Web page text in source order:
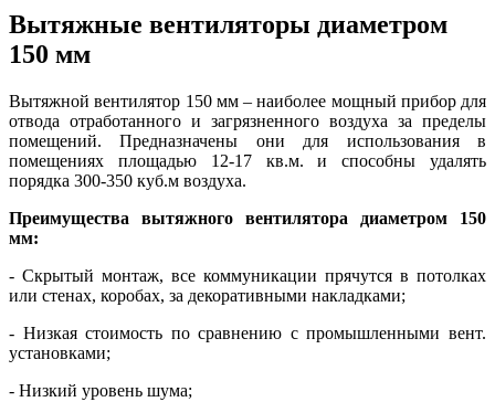
Вытяжные вентиляторы диаметром
150 мм
Вытяжной вентилятор 150 мм – наиболее мощный прибор для
отвода отработанного и загрязненного воздуха за пределы
помещений. Предназначены они для использования в
помещениях площадью 12-17 кв.м. и способны удалять
порядка 300-350 куб.м воздуха.
Преимущества вытяжного вентилятора диаметром 150
мм:
- Скрытый монтаж, все коммуникации прячутся в потолках
или стенах, коробах, за декоративными накладками;
- Низкая стоимость по сравнению с промышленными вент.
установками;
- Низкий уровень шума;